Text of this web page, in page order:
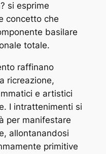
si esprime
concetto che
basilare
totale.
raffinano
ricreazione,
e artistici
I intrattenimenti si
per manifestare
allontanandosi
primitive